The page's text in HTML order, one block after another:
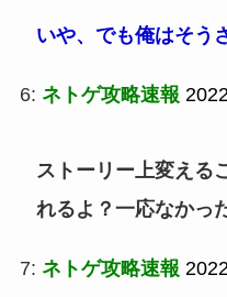
いや、でも俺はそう
6: ネトゲ攻略速報
ストーリー上変える
れるよ？一応なかっ
7: ネトゲ攻略速報